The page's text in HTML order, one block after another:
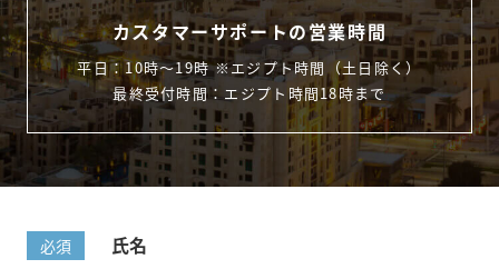
カスタマーサポートの営業時間
平日：10時〜19時 ※エジプト時間（土日除く）
最終受付時間：エジプト時間18時まで
必須 氏名